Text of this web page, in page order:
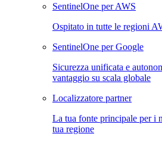
SentinelOne per AWS
Ospitato in tutte le regioni
SentinelOne per Google
Sicurezza unificata e
vantaggio su scala globale
Localizzatore partner
La tua fonte principale per i
tua regione